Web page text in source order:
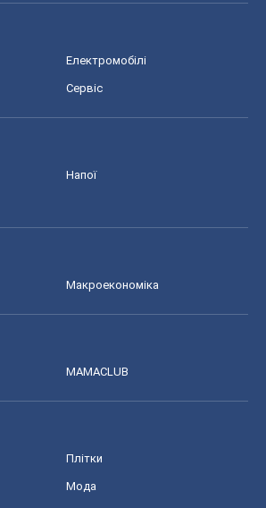
Електромобілі
Сервіс
Напої
Макроекономіка
MAMACLUB
Плітки
Мода